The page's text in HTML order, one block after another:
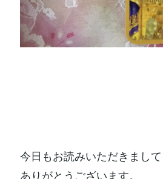
今日もお読みいただきまして
ありがとうございます。